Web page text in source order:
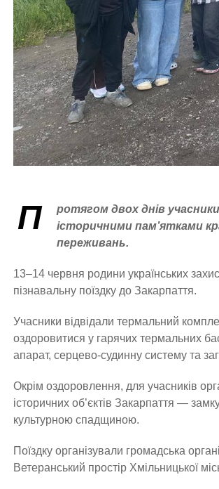
П
ротягом двох днів
історичними пам’ятками
переживань.
13–14 червня родини українських
пізнавальну поїздку до Закарпаття.
Учасники відвідали термальний
оздоровитися у гарячих термальних
апарат, серцево-судинну систему та
Окрім оздоровлення, для учасників
історичних об’єктів Закарпаття —
культурною спадщиною.
Поїздку організували громадська
Ветеранський простір Хмільницької